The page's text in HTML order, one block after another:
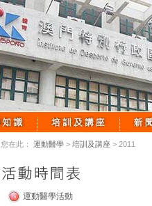
您在此： 運動醫學 > 培訓及講座 > 2011
運動醫學活動